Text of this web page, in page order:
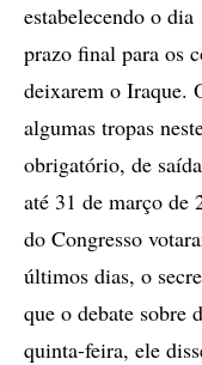
estabelecendo o
prazo final para os
deixarem o Iraque.
algumas tropas
obrigatório, de
até 31 de março de
do Congresso
últimos dias, o
que o debate sobre
quinta-feira, ele